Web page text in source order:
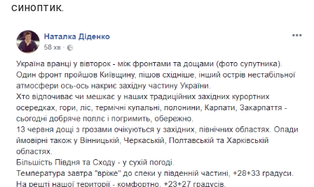
синоптик.